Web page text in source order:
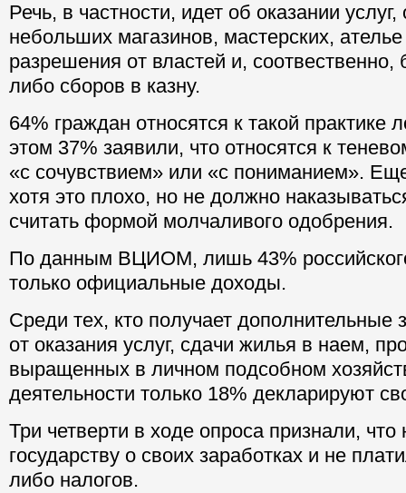
Речь, в частности, идет об оказании услуг,
небольших магазинов, мастерских,
разрешения от властей и, соотвественно,
либо сборов в казну.
64% граждан относятся к такой практике
этом 37% заявили, что относятся к
«с сочувствием» или «с пониманием».
хотя это плохо, но не должно
считать формой молчаливого одобрения.
По данным ВЦИОМ, лишь 43%
только официальные доходы.
Среди тех, кто получает дополнительные
от оказания услуг, сдачи жилья в наем,
выращенных в личном подсобном
деятельности только 18% декларируют
Три четверти в ходе опроса признали,
государству о своих заработках и не
либо налогов.